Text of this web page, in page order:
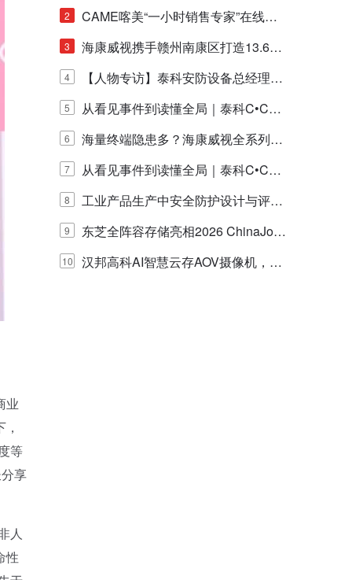
业
等
享
人
性
脑机技术商业化生态新路径
2
CAME喀美“一小时销售专家”在线赋
能培训正式启动！
3
海康威视携手赣州南康区打造13.6公
里绿波网
4
【人物专访】泰科安防设备总经理张
宁解码安防出海新范式
5
从看见事件到读懂全局｜泰科C•CUR
E IQ 3.20开启安防运营智能新时代
6
海量终端隐患多？海康威视全系列物
联安全产品，四层守护更放心！
7
从看见事件到读懂全局｜泰科C•CUR
E IQ 3.20开启安防运营智能新时代
8
工业产品生产中安全防护设计与评估
的实践与探讨
9
东芝全阵容存储亮相2026 ChinaJo
y，以海量数据底座赋能“与AI同游”新
10
汉邦高科AI智慧云存AOV摄像机，三